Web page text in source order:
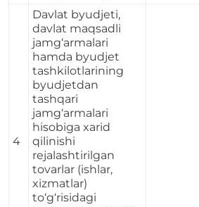
4
Davlat byudjeti,
davlat maqsadli
jamg‘armalari
hamda byudjet
tashkilotlarining
byudjetdan
tashqari
jamg‘armalari
hisobiga xarid
qilinishi
rejalashtirilgan
tovarlar (ishlar,
xizmatlar)
to‘g‘risidagi